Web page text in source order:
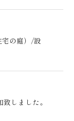
の庭）/設
しました。